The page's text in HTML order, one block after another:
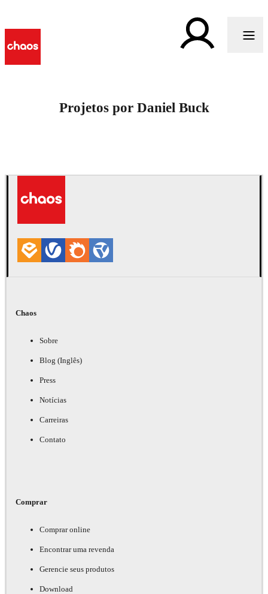
Projetos por Daniel Buck
Chaos
Sobre
Blog (Inglês)
Press
Notícias
Carreiras
Contato
Comprar
Comprar online
Encontrar uma revenda
Gerencie seus produtos
Download